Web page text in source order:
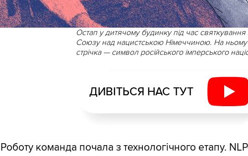
Остап у дитячому будинку під час
Союзу над нацистською Німеччиною. На ньому
стрічка — символ російського імперського
ДИВІТЬСЯ НАС ТУТ
Роботу команда почала з технологічного етапу.